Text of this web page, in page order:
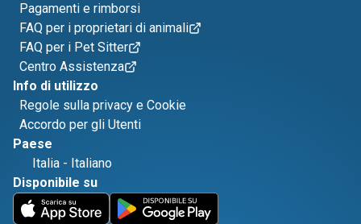
Pagamenti e rimborsi
FAQ per i proprietari di animali
FAQ per i Pet Sitter
Centro Assistenza
Info di utilizzo
Regole sulla privacy e Cookie
Accordo per gli Utenti
Paese
Italia - Italiano
Disponibile su